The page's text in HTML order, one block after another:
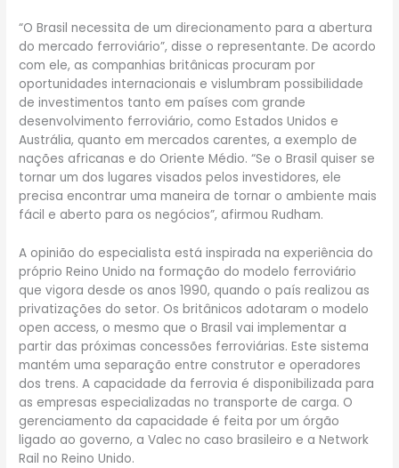
“O Brasil necessita de um direcionamento para a abertura
do mercado ferroviário”, disse o representante. De acordo
com ele, as companhias britânicas procuram por
oportunidades internacionais e vislumbram possibilidade
de investimentos tanto em países com grande
desenvolvimento ferroviário, como Estados Unidos e
Austrália, quanto em mercados carentes, a exemplo de
nações africanas e do Oriente Médio. “Se o Brasil quiser se
tornar um dos lugares visados pelos investidores, ele
precisa encontrar uma maneira de tornar o ambiente mais
fácil e aberto para os negócios”, afirmou Rudham.
A opinião do especialista está inspirada na experiência do
próprio Reino Unido na formação do modelo ferroviário
que vigora desde os anos 1990, quando o país realizou as
privatizações do setor. Os britânicos adotaram o modelo
open access, o mesmo que o Brasil vai implementar a
partir das próximas concessões ferroviárias. Este sistema
mantém uma separação entre construtor e operadores
dos trens. A capacidade da ferrovia é disponibilizada para
as empresas especializadas no transporte de carga. O
gerenciamento da capacidade é feita por um órgão
ligado ao governo, a Valec no caso brasileiro e a Network
Rail no Reino Unido.